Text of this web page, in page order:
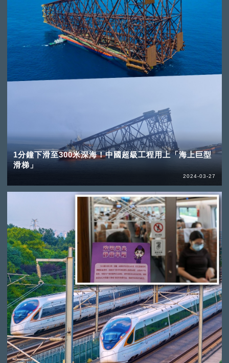
1分鐘下滑至300米深海！中國超級工程用上「海上巨型
滑梯」
2024-03-27